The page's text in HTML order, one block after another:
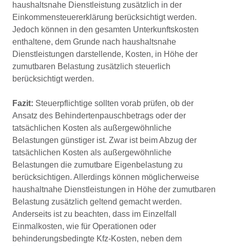
haushaltsnahe Dienstleistung zusätzlich in der
Einkommensteuererklärung berücksichtigt werden.
Jedoch können in den gesamten Unterkunftskosten
enthaltene, dem Grunde nach haushaltsnahe
Dienstleistungen darstellende, Kosten, in Höhe der
zumutbaren Belastung zusätzlich steuerlich
berücksichtigt werden.
Fazit: Steuerpflichtige sollten vorab prüfen, ob der
Ansatz des Behindertenpauschbetrags oder der
tatsächlichen Kosten als außergewöhnliche
Belastungen günstiger ist. Zwar ist beim Abzug der
tatsächlichen Kosten als außergewöhnliche
Belastungen die zumutbare Eigenbelastung zu
berücksichtigen. Allerdings können möglicherweise
haushaltnahe Dienstleistungen in Höhe der zumutbaren
Belastung zusätzlich geltend gemacht werden.
Anderseits ist zu beachten, dass im Einzelfall
Einmalkosten, wie für Operationen oder
behinderungsbedingte Kfz-Kosten, neben dem